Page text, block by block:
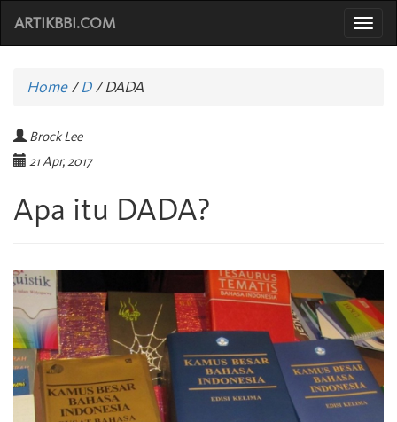
ARTIKBBI.COM
Home/D /DADA
Brock Lee
21 Apr, 2017
Apa itu DADA?